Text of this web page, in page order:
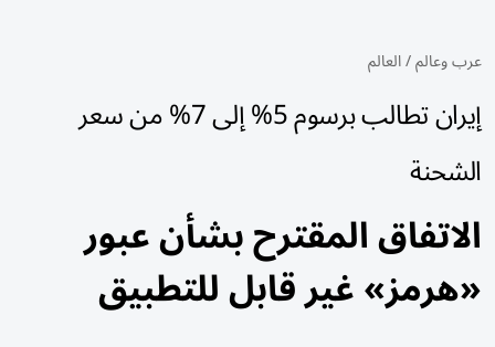
عرب وعالم/العالم
إيران تطالب برسوم 5% إلى 7% من سعر
الشحنة
الاتفاق المقترح بشأن عبور
«هرمز» غير قابل للتطبيق